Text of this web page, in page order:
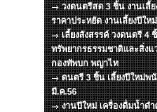
วงดนตรีสด 3 ชิ้น งานเลี้
ราคาประหยัด งานเลี้ยงปีใ
เลี้ยงสังสรรค์ วงดนตรี 4
ทรัพยากรธรรมชาติและสิ่ง
กองทัพบก พญาไท
ดนตรี 3 ชิ้น เลี้ยงปีใหม่พ
มี.ค.56
งานปีใหม่ เครื่องดื่มน้ำด